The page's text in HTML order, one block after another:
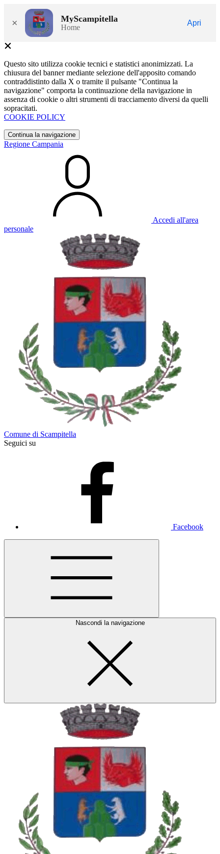
× MyScampitella
Home
Apri
Questo sito utilizza cookie tecnici e statistici anonimizzati. La
chiusura del banner mediante selezione dell'apposito comando
contraddistinto dalla X o tramite il pulsante "Continua la
navigazione" comporta la continuazione della navigazione in
assenza di cookie o altri strumenti di tracciamento diversi da quelli
sopracitati.
COOKIE POLICY
Continua la navigazione
Regione Campania
Accedi all'area
personale
Comune di Scampitella
Seguici su
Facebook
Nascondi la navigazione